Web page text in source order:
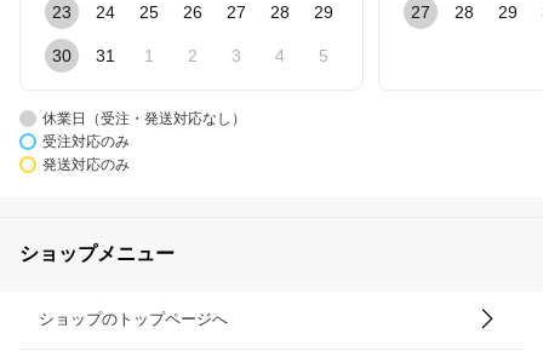
23 24 25 26 27 28 29
30 31 1 2 3 4 5
27 28 29
休業日（受注・発送対応なし）
受注対応のみ
発送対応のみ
ショップメニュー
ショップのトップページへ